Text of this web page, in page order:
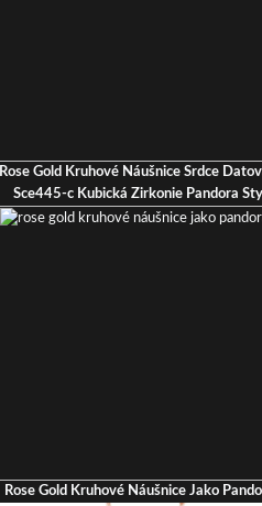
Rose Gold Kruhové Náušnice Srdce
Sce445-c Kubická Zirkonie Pandora Styl
Rose Gold Kruhové Náušnice Jako